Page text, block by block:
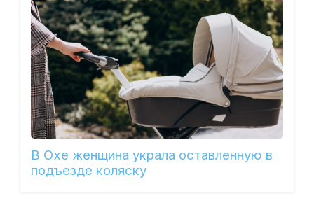
В Охе женщина украла оставленную в
подъезде коляску